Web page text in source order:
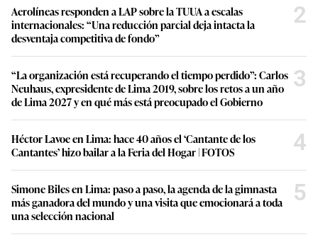
Aerolíneas responden a LAP sobre la TUUA a escalas
internacionales: “Una reducción parcial deja intacta la
desventaja competitiva de fondo”
2
“La organización está recuperando el tiempo perdido”: Carlos
Neuhaus, expresidente de Lima 2019, sobre los retos a un año
de Lima 2027 y en qué más está preocupado el Gobierno
3
Héctor Lavoe en Lima: hace 40 años el ‘Cantante de los
Cantantes’ hizo bailar a la Feria del Hogar | FOTOS
4
Simone Biles en Lima: paso a paso, la agenda de la gimnasta
más ganadora del mundo y una visita que emocionará a toda
una selección nacional
5